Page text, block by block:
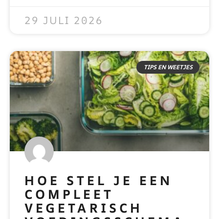
29 JULI 2026
TIPS EN WEETJES
HOE STEL JE EEN
COMPLEET
VEGETARISCH